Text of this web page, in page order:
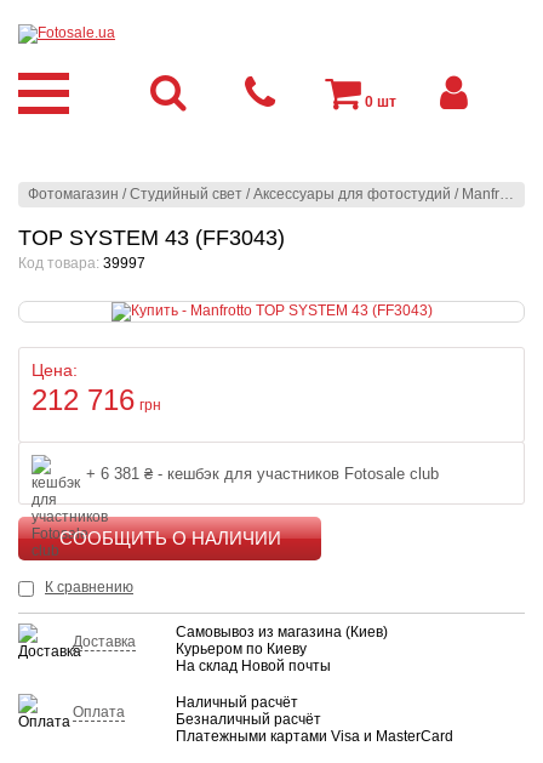
Фотомагазин /Студийный свет /Аксессуары для фотостудий / Manfrotto
TOP SYSTEM 43 (FF3043)
Код товара: 39997
Цена:
212 716 грн
+ 6 381 ₴ - кешбэк для участников Fotosale club
К сравнению
Доставка
Самовывоз из магазина (Киев)
Курьером по Киеву
На склад Новой почты
Оплата
Наличный расчёт
Безналичный расчёт
Платежными картами Visa и MasterCard
0 шт